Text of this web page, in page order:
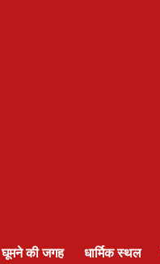
घूमने की जगह धार्मिक स्थल